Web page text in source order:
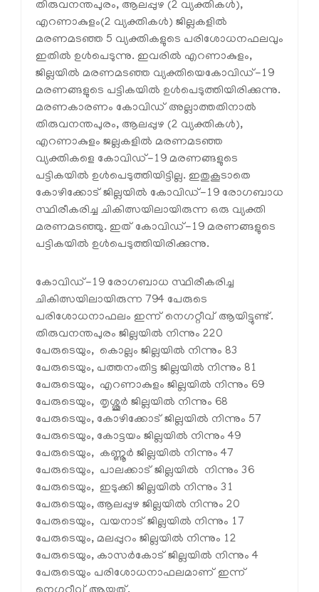
തിരുവനന്തപുരം, ആലപ്പുഴ (2 വ്യക്തികൾ),
എറണാകുളം(2 വ്യക്തികൾ) ജില്ലകളിൽ
മരണമടഞ്ഞ 5 വ്യക്തികളുടെ പരിശോധനഫലവും
ഇതിൽ ഉൾപെടുന്നു. ഇവരിൽ എറണാകുളം,
ജില്ലയിൽ മരണമടഞ്ഞ വ്യക്തിയെകോവിഡ്-19
മരണങ്ങളുടെ പട്ടികയിൽ ഉൾപെടുത്തിയിരിക്കുന്നു.
മരണകാരണം കോവിഡ് അല്ലാത്തതിനാൽ
തിരുവനന്തപുരം, ആലപ്പുഴ (2 വ്യക്തികൾ),
എറണാകുളം ജല്ലകളിൽ മരണമടഞ്ഞ
വ്യക്തികളെ കോവിഡ്-19 മരണങ്ങളുടെ
പട്ടികയിൽ ഉൾപെടുത്തിയിട്ടില്ല. ഇതുകൂടാതെ
കോഴിക്കോട് ജില്ലയിൽ കോവിഡ്-19 രോഗബാധ
സ്ഥിരീകരിച്ച ചികിത്സയിലായിരുന്ന ഒരു വ്യക്തി
മരണമടഞ്ഞു. ഇത് കോവിഡ്-19 മരണങ്ങളുടെ
പട്ടികയിൽ ഉൾപെടുത്തിയിരിക്കുന്നു.
കോവിഡ്-19 രോഗബാധ സ്ഥിരീകരിച്ച
ചികിത്സയിലായിരുന്ന 794 പേരുടെ
പരിശോധനാഫലം ഇന്ന് നെഗറ്റീവ് ആയിട്ടുണ്ട്.
തിരുവനന്തപുരം ജില്ലയിൽ നിന്നും 220
പേരുടെയും, കൊല്ലം ജില്ലയിൽ നിന്നും 83
പേരുടെയും, പത്തനംതിട്ട ജില്ലയിൽ നിന്നും 81
പേരുടെയും, എറണാകുളം ജില്ലയിൽ നിന്നും 69
പേരുടെയും, തൃശ്ശൂർ ജില്ലയിൽ നിന്നും 68
പേരുടെയും, കോഴിക്കോട് ജില്ലയിൽ നിന്നും 57
പേരുടെയും, കോട്ടയം ജില്ലയിൽ നിന്നും 49
പേരുടെയും, കണ്ണൂർ ജില്ലയിൽ നിന്നും 47
പേരുടെയും, പാലക്കാട് ജില്ലയിൽ നിന്നും 36
പേരുടെയും, ഇടുക്കി ജില്ലയിൽ നിന്നും 31
പേരുടെയും, ആലപ്പുഴ ജില്ലയിൽ നിന്നും 20
പേരുടെയും, വയനാട് ജില്ലയിൽ നിന്നും 17
പേരുടെയും, മലപ്പുറം ജില്ലയിൽ നിന്നും 12
പേരുടെയും, കാസർകോട് ജില്ലയിൽ നിന്നും 4
പേരുടെയും പരിശോധനാഫലമാണ് ഇന്ന്